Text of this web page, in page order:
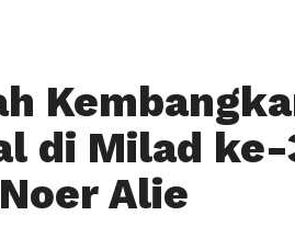
di Milad ke-
Alie